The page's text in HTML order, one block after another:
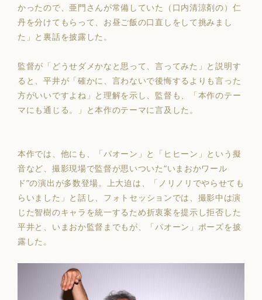
かったので、亜門さんが常備していた（口内清涼剤の）仁
丹を分けてもらって、お昼ご飯の口直しをして挑みまし
た」と裏話を披露した。
監督が「どうせダメかなと思って、言ってみた」と説明す
ると、平井が「確かに、言わないで後悔するよりも言った
方がいいですよね」と理解を示し、監督も、「本作のテー
マにも通じる。」と本作のテーマに言及した。
本作では、他にも、「パオーン」と「ヒヒーン」という擬
音など、撮影現場で監督が思いついた“いまおかワール
ド”の演出が多数登場。上大迫は、「ノリノリでやらせても
らいました」と話し、 フォトセッションでは、撮影中は演
じた智樹のキャラを統一するため折衷案を提示し拒否した
平井と、いまおか監督までもが、「パオーン」ポーズを披
露した。